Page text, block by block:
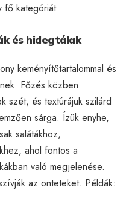
fő kategóriát
és hidegtálak
keményítőtartalommal és
Főzés közben
szét, és textúrájuk szilárd
sárga. Ízük enyhe,
salátákhoz,
ahol fontos a
való megjelenése.
az önteteket. Példák: